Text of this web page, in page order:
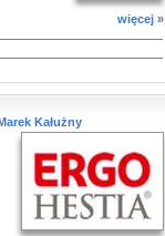
więcej »
Kałużny